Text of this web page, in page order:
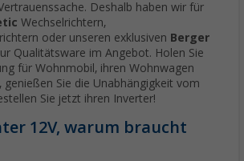
Deshalb haben wir für
Wechselrichtern,
oder unseren exklusiven Berger
Qualitätsware im Angebot. Holen Sie
für Wohnmobil, ihren Wohnwagen
genießen Sie die Unabhängigkeit vom
Sie jetzt ihren Inverter!
12V, warum braucht